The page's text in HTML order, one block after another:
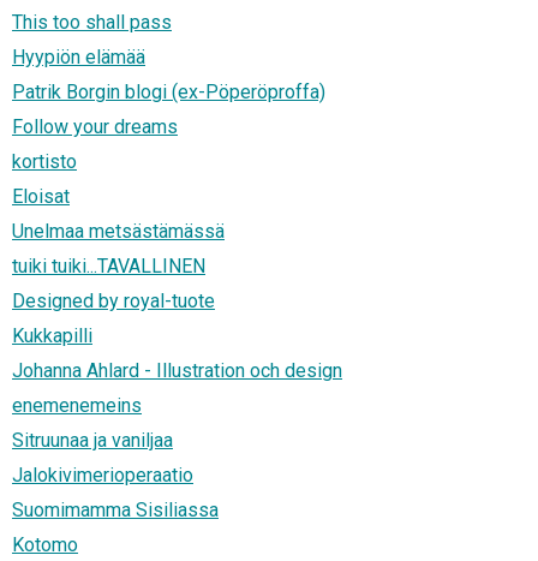
This too shall pass
Hyypiön elämää
Patrik Borgin blogi (ex-Pöperöproffa)
Follow your dreams
kortisto
Eloisat
Unelmaa metsästämässä
tuiki tuiki...TAVALLINEN
Designed by royal-tuote
Kukkapilli
Johanna Ahlard - Illustration och design
enemenemeins
Sitruunaa ja vaniljaa
Jalokivimerioperaatio
Suomimamma Sisiliassa
Kotomo